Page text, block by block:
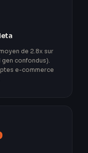
de 2.8x sur
confondus).
e-commerce